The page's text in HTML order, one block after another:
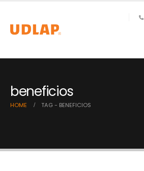
beneficios
HOME TAG - BENEFICIOS